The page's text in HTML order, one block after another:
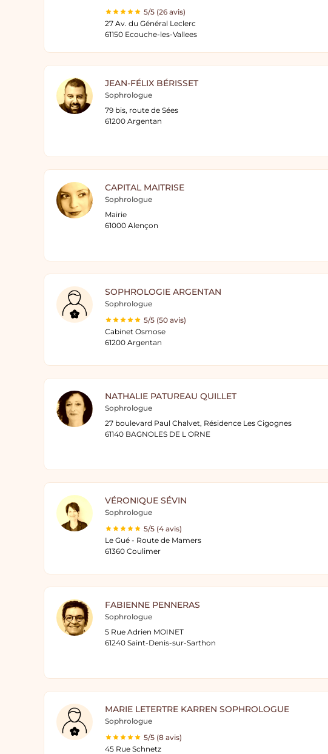
5/5 (26 avis)
27 Av. du Général Leclerc
61150 Ecouche-les-Vallees
JEAN-FÉLIX BÉRISSET
Sophrologue
79 bis, route de Sées
61200 Argentan
CAPITAL MAITRISE
Sophrologue
Mairie
61000 Alençon
SOPHROLOGIE ARGENTAN
Sophrologue
5/5 (50 avis)
Cabinet Osmose
61200 Argentan
NATHALIE PATUREAU QUILLET
Sophrologue
27 boulevard Paul Chalvet, Résidence Les Cigognes
61140 BAGNOLES DE L ORNE
VÉRONIQUE SÉVIN
Sophrologue
5/5 (4 avis)
Le Gué - Route de Mamers
61360 Coulimer
FABIENNE PENNERAS
Sophrologue
5 Rue Adrien MOINET
61240 Saint-Denis-sur-Sarthon
MARIE LETERTRE KARREN SOPHROLOGUE
Sophrologue
5/5 (8 avis)
45 Rue Schnetz